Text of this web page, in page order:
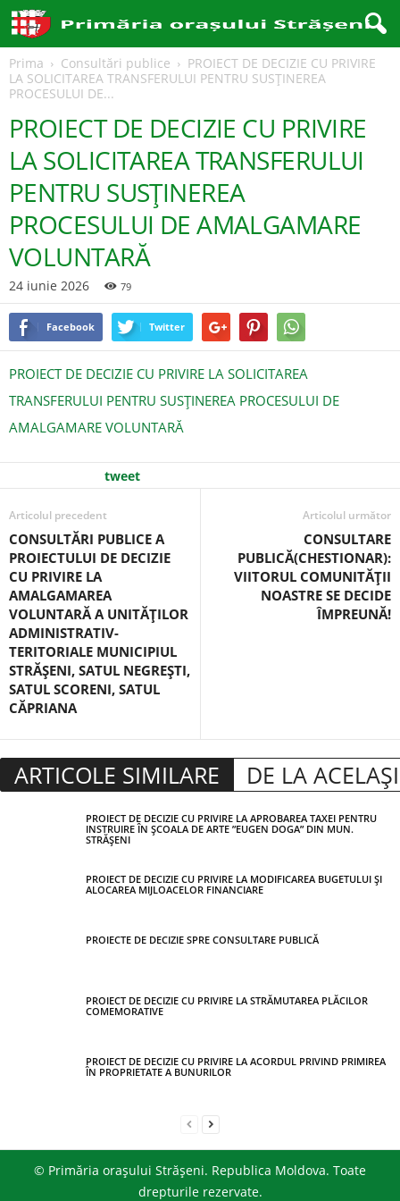
Prima Consultări publice
PROIECT DE DECIZIE CU PRIVIRE
LA SOLICITAREA TRANSFERULUI PENTRU SUSȚINEREA
PROCESULUI DE...
PROIECT DE DECIZIE CU PRIVIRE
LA SOLICITAREA TRANSFERULUI
PENTRU SUSȚINEREA
PROCESULUI DE AMALGAMARE
VOLUNTARĂ
24 iunie 2026 79
Facebook Twitter
PROIECT DE DECIZIE CU PRIVIRE LA SOLICITAREA
TRANSFERULUI PENTRU SUSȚINEREA PROCESULUI DE
AMALGAMARE VOLUNTARĂ
tweet
Articolul precedent
CONSULTĂRI PUBLICE A
PROIECTULUI DE DECIZIE
CU PRIVIRE LA
AMALGAMAREA
VOLUNTARĂ A UNITĂȚILOR
ADMINISTRATIV-
TERITORIALE MUNICIPIUL
STRĂȘENI, SATUL NEGREȘTI,
SATUL SCORENI, SATUL
CĂPRIANA
Articolul următor
CONSULTARE
PUBLICĂ(CHESTIONAR):
VIITORUL COMUNITĂȚII
NOASTRE SE DECIDE
ÎMPREUNĂ!
ARTICOLE SIMILARE DE LA
PROIECT DE DECIZIE CU PRIVIRE LA APROBAREA TAXEI PENTRU
INSTRUIRE ÎN ȘCOALA DE ARTE ”EUGEN DOGA” DIN MUN.
STRĂȘENI
PROIECT DE DECIZIE CU PRIVIRE LA MODIFICAREA BUGETULUI ȘI
ALOCAREA MIJLOACELOR FINANCIARE
PROIECTE DE DECIZIE SPRE CONSULTARE PUBLICĂ
PROIECT DE DECIZIE CU PRIVIRE LA STRĂMUTAREA PLĂCILOR
COMEMORATIVE
PROIECT DE DECIZIE CU PRIVIRE LA ACORDUL PRIVIND PRIMIREA
ÎN PROPRIETATE A BUNURILOR
© Primăria orașului Strășeni. Republica Moldova. Toate
drepturile rezervate.